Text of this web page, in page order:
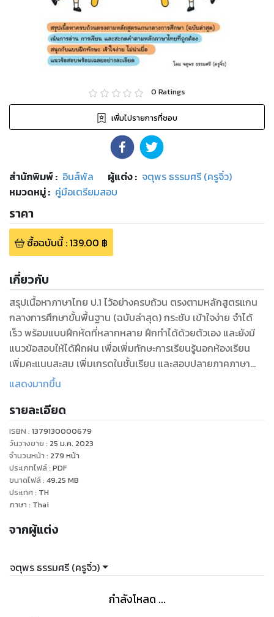
0 Ratings
เพิ่มไปรายการที่ชอบ
สำนักพิมพ์: อินส์พัล ผู้แต่ง : จตุพร ธรรมศรี (ครูจิ๋ว)
หมวดหมู่: คู่มือเตรียมสอบ
ราคา
ซื้อฉบับนี้:139.00 ฿
เกี่ยวกับ
สรุปเนื้อหาภาษาไทย ป.1 ไว้อย่างครบถ้วน ตรงตามหลักสูตรแกน
กลางการศึกษาขั้นพื้นฐาน (ฉบับล่าสุด) กระชับ เข้าใจง่าย จำได้
เร็ว พร้อมแบบฝึกหัดที่หลากหลาย ฝึกทำได้ด้วยตัวเอง และยังมี
แนวข้อสอบให้ได้ฝึกฝน เพื่อเพิ่มทักษะการเรียนรู้นอกห้องเรียน
เพิ่มคะแนนสะสม เพิ่มเกรดในชั้นเรียน และสอบปลายภาคภาษา
ไทย ป.1 ได้อย่างมั่นใจ
แสดงมากขึ้น
รายละเอียด
ISBN : 1379130000679
วันวางขาย : 25 ม.ค. 2023
จำนวนหน้า : 279 หน้า
ประเภทไฟล์: PDF
ขนาดไฟล์: 49.25 MB
ประเทศ: TH
ภาษา : Thai
จากผู้แต่ง
จตุพร ธรรมศรี (ครูจิ๋ว)
กำลังโหลด ...